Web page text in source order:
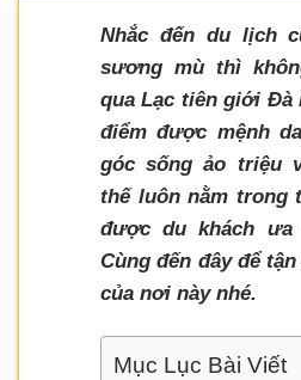
Nhắc đến du lịch
sương mù thì
qua Lạc tiên giới Đà
điểm được mệnh
góc sống ảo triệu
thế luôn nằm trong
được du khách ưa
Cùng đến đây để
của nơi này nhé.
Mục Lục Bài Viết